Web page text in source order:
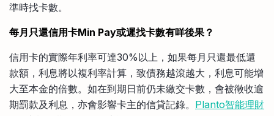
準時找卡數。
每月只還信用卡Min Pay或遲找卡數有咩後果？
信用卡的實際年利率可達30%以上，如果每月只還最低還
款額，利息將以複利率計算，致債務越滾越大，利息可能增
大至本金的倍數。如在到期日前仍未繳交卡數，會被徵收逾
期罰款及利息，亦會影響卡主的信貸記錄。 Planto智能理財